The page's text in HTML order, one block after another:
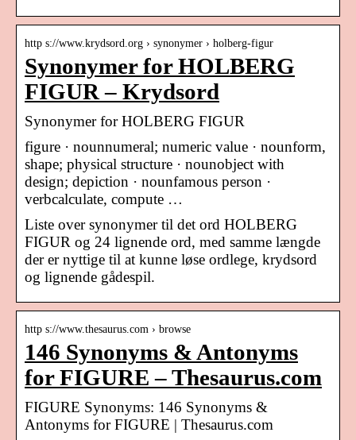
http s://www.krydsord.org › synonymer › holberg-figur
Synonymer for HOLBERG
FIGUR – Krydsord
Synonymer for HOLBERG FIGUR
figure · nounnumeral; numeric value · nounform,
shape; physical structure · nounobject with
design; depiction · nounfamous person ·
verbcalculate, compute …
Liste over synonymer til det ord HOLBERG
FIGUR og 24 lignende ord, med samme længde
der er nyttige til at kunne løse ordlege, krydsord
og lignende gådespil.
http s://www.thesaurus.com › browse
146 Synonyms & Antonyms
for FIGURE – Thesaurus.com
FIGURE Synonyms: 146 Synonyms &
Antonyms for FIGURE | Thesaurus.com